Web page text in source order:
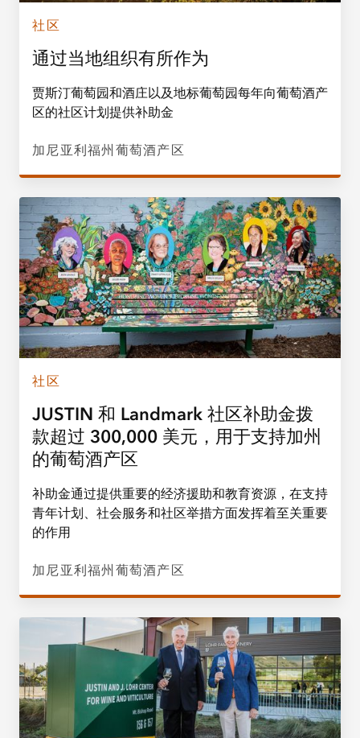
社区
通过当地组织有所作为
贾斯汀葡萄园和酒庄以及地标葡萄园每年向葡萄酒产
区的社区计划提供补助金
加尼亚利福州葡萄酒产区
社区
JUSTIN 和 Landmark 社区补助金拨
款超过 300,000 美元，用于支持加州
的葡萄酒产区
补助金通过提供重要的经济援助和教育资源，在支持
青年计划、社会服务和社区举措方面发挥着至关重要
的作用
加尼亚利福州葡萄酒产区